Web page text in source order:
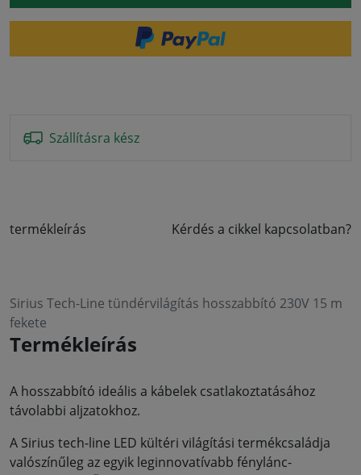
Szállításra kész
termékleírás Kérdés a cikkel kapcsolatban?
Sirius Tech-Line tündérvilágítás hosszabbító 230V 15 m
fekete
Termékleírás
A hosszabbító ideális a kábelek csatlakoztatásához
távolabbi aljzatokhoz.
A Sirius tech-line LED kültéri világítási termékcsaládja
valószínűleg az egyik leginnovatívabb fénylánc-